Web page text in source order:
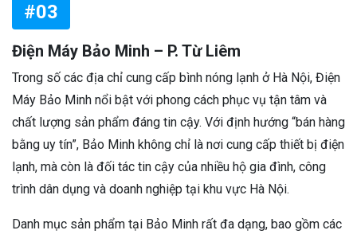
#03
Điện Máy Bảo Minh – P. Từ Liêm
Trong số các địa chỉ cung cấp bình nóng lạnh ở Hà Nội, Điện
Máy Bảo Minh nổi bật với phong cách phục vụ tận tâm và
chất lượng sản phẩm đáng tin cậy. Với định hướng “bán hàng
bằng uy tín”, Bảo Minh không chỉ là nơi cung cấp thiết bị điện
lạnh, mà còn là đối tác tin cậy của nhiều hộ gia đình, công
trình dân dụng và doanh nghiệp tại khu vực Hà Nội.
Danh mục sản phẩm tại Bảo Minh rất đa dạng, bao gồm các